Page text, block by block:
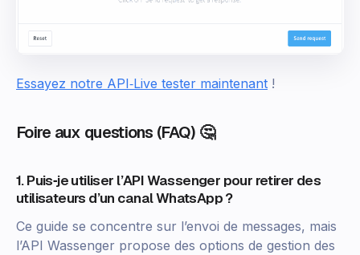
Essayez notre API‑Live tester maintenant !
Foire aux questions (FAQ) 🤔
1. Puis‑je utiliser l’API Wassenger pour retirer des
utilisateurs d’un canal WhatsApp ?
Ce guide se concentre sur l’envoi de messages, mais
l’API Wassenger propose des options de gestion des